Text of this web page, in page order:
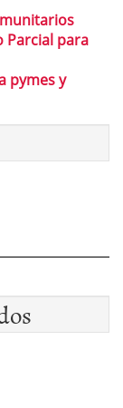
Parcial para
pymes y